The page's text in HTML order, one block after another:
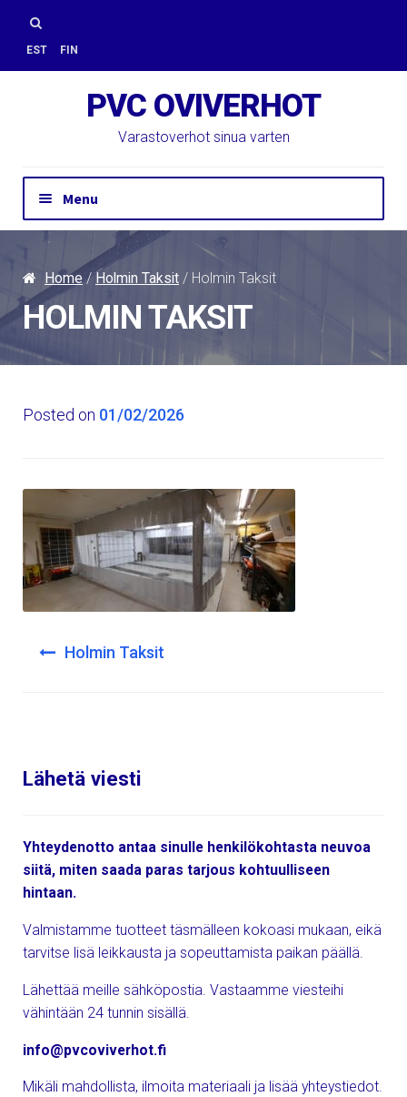
Skip
to
navigation
Skip
to
content
Search
EST FIN
PVC OVIVERHOT
Varastoverhot sinua varten
Menu
Ota yhteyttä
Tarjouspyyntö
PVC-verhoja
Verkkokauppaan
Asennus
PVC-tuotteita
Home/ Holmin Taksit/ Holmin Taksit
HOLMIN TAKSIT
Posted on 01/02/2026
Holmin Taksit
Lähetä viesti
Yhteydenotto antaa sinulle henkilökohtasta neuvoa
siitä, miten saada paras tarjous kohtuulliseen
hintaan.
Valmistamme tuotteet täsmälleen kokoasi mukaan, eikä
tarvitse lisä leikkausta ja sopeuttamista paikan päällä.
Lähettää meille sähköpostia. Vastaamme viesteihi
vähintään 24 tunnin sisällä.
info@pvcoviverhot.fi
Mikäli mahdollista, ilmoita materiaali ja lisää yhteystiedot.